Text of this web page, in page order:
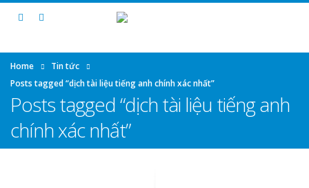
Home
Tin tức
Posts tagged “dịch tài liệu tiếng anh chính xác nhất”
Posts tagged “dịch tài liệu tiếng anh
chính xác nhất”